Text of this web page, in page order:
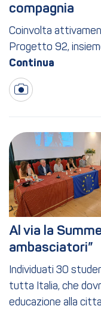
compagnia
Coinvolta
Progetto 92,
Al via la
ambasciatori”
Individuati 30
tutta Italia, che
educazione alla